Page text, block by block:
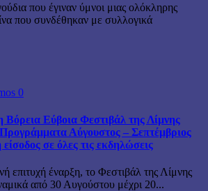
που έγιναν ύμνοι μιας ολόκληρης
που συνδέθηκαν με συλλογικά
0
Εύβοια Φεστιβάλ της Λίμνης
Αύγουστος – Σεπτέμβριος
σε όλες τις εκδηλώσεις
επιτυχή έναρξη, το Φεστιβάλ της Λίμνης
από 30 Αυγούστου μέχρι 20...